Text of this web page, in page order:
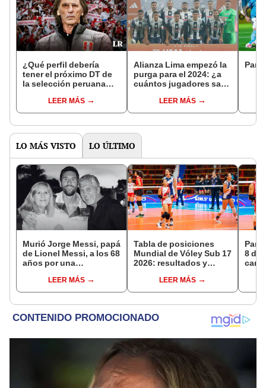
¿Qué perfil debería
tener el próximo DT de
la selección peruana
Eliminatorias?
LEER MÁS
Alianza Lima empezó la
purga para el 2024: ¿a
cuántos jugadores sacó
LEER MÁS
LO MÁS VISTO LO ÚLTIMO
Murió Jorge Messi, papá
de Lionel Messi, a los 68
años por una
LEER MÁS
Tabla de posiciones
Mundial de Vóley Sub 17
2026: resultados y
de gruposLEER MÁS
8 de